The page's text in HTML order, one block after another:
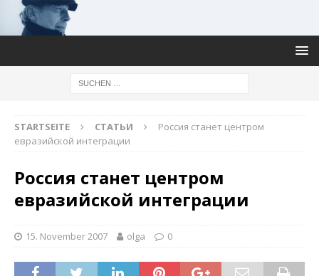
STARTSEITE СТАТЬИ
Россия станет центром
евразийской интеграции
Россия станет центром
евразийской интеграции
15. November 2007 olga 0